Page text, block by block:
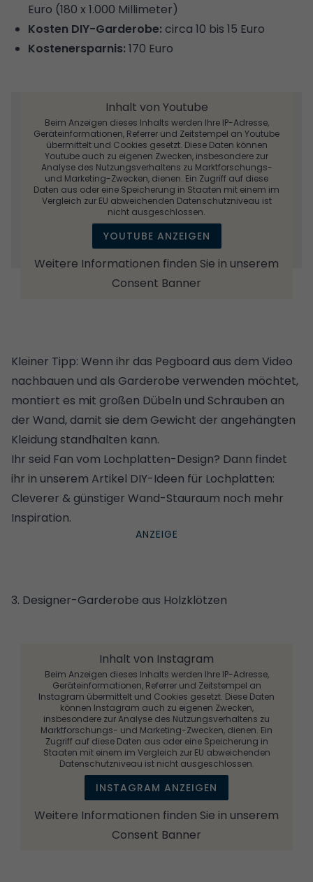
Euro (180 x 1.000 Millimeter)
Kosten DIY-Garderobe: circa 10 bis 15 Euro
Kostenersparnis: 170 Euro
Inhalt von Youtube
Beim Anzeigen dieses Inhalts werden Ihre IP-Adresse,
Geräteinformationen, Referrer und Zeitstempel an Youtube
übermittelt und Cookies gesetzt. Diese Daten können
Youtube auch zu eigenen Zwecken, insbesondere zur
Analyse des Nutzungsverhaltens zu Marktforschungs-
und Marketing-Zwecken, dienen. Ein Zugriff auf diese
Daten aus oder eine Speicherung in Staaten mit einem im
Vergleich zur EU abweichenden Datenschutzniveau ist
nicht ausgeschlossen.
YOUTUBE ANZEIGEN
Weitere Informationen finden Sie in unserem
Consent Banner
Kleiner Tipp: Wenn ihr das Pegboard aus dem Video
nachbauen und als Garderobe verwenden möchtet,
montiert es mit großen Dübeln und Schrauben an
der Wand, damit sie dem Gewicht der angehängten
Kleidung standhalten kann.
Ihr seid Fan vom Lochplatten-Design? Dann findet
ihr in unserem Artikel DIY-Ideen für Lochplatten:
Cleverer & günstiger Wand-Stauraum noch mehr
Inspiration.
3. Designer-Garderobe aus Holzklötzen
Inhalt von Instagram
Beim Anzeigen dieses Inhalts werden Ihre IP-Adresse,
Geräteinformationen, Referrer und Zeitstempel an
Instagram übermittelt und Cookies gesetzt. Diese Daten
können Instagram auch zu eigenen Zwecken,
insbesondere zur Analyse des Nutzungsverhaltens zu
Marktforschungs- und Marketing-Zwecken, dienen. Ein
Zugriff auf diese Daten aus oder eine Speicherung in
Staaten mit einem im Vergleich zur EU abweichenden
Datenschutzniveau ist nicht ausgeschlossen.
INSTAGRAM ANZEIGEN
Weitere Informationen finden Sie in unserem
Consent Banner